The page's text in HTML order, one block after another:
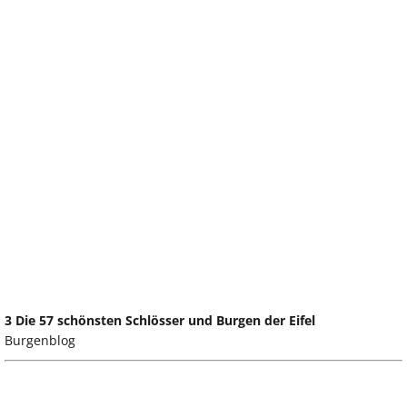
3 Die 57 schönsten Schlösser und Burgen der Eifel
Burgenblog